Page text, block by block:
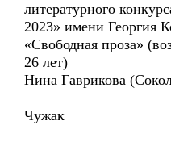
литературного
2023» имени Георгия
«Свободная проза»
26 лет)
Нина Гаврикова
Чужак